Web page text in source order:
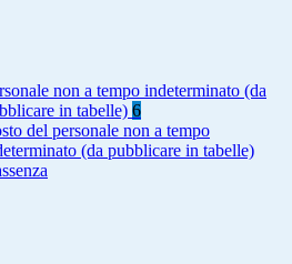
non a tempo indeterminato (da
in tabelle) 6
del personale non a tempo
(da pubblicare in tabelle)